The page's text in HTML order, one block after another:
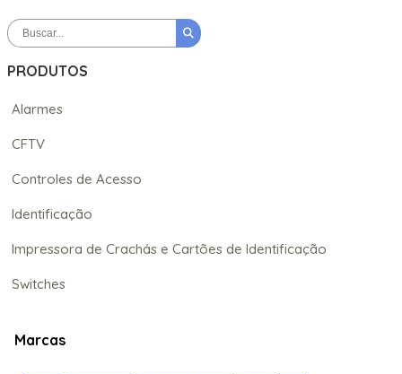
PRODUTOS
Alarmes
CFTV
Controles de Acesso
Identificação
Impressora de Crachás e Cartões de Identificação
Switches
Marcas